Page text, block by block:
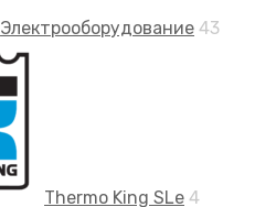
Электрооборудование 43
Thermo King SLe 4